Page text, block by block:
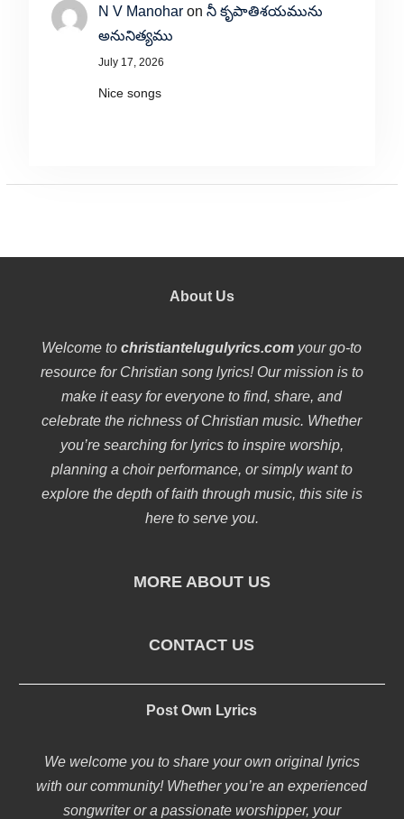
N V Manoharon నీ కృపాతిశయమును
అనునిత్యము
July 17, 2026
Nice songs
About Us
Welcome tochristiantelugulyrics.com your go-to
resource for Christian song lyrics! Our mission is to
make it easy for everyone to find, share, and
celebrate the richness of Christian music. Whether
you’re searching for lyrics to inspire worship,
planning a choir performance, or simply want to
explore the depth of faith through music, this site is
here to serve you.
MORE ABOUT US
CONTACT US
Post Own Lyrics
We welcome you to share your own original lyrics
with our community! Whether you’re an experienced
songwriter or a passionate worshipper, your